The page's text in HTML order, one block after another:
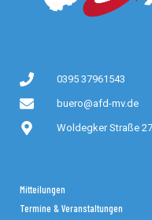
0395 37961543
buero@afd-mv.de
Woldegker Straße
Mitteilungen
Termine & Veranstaltungen